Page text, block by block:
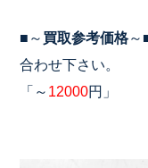
■～ 買取参考価格～
合わせ下さい。
「～ 12000円」